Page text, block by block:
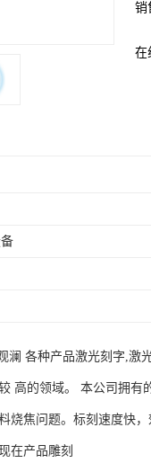
销
在
澜 各种产品激光刻字,
高的领域。 本公司拥
烧焦问题。标刻速度快
在产品雕刻